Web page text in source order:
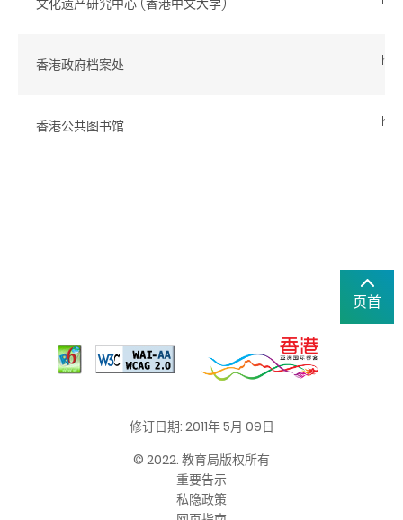
香港政府档案处
香港公共图书馆
页首
修订日期: 2011年 5月 09日
© 2022. 教育局版权所有
重要告示
私隐政策